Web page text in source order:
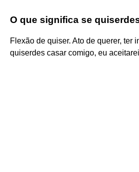
O que significa se
Flexão de quiser. Ato de querer, ter
quiserdes casar comigo, eu